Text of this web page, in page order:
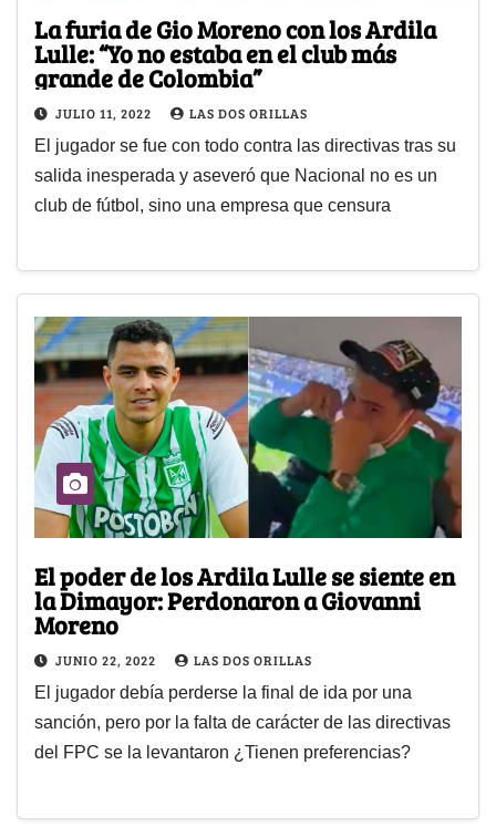
La furia de Gio Moreno con los Ardila
Lulle: “Yo no estaba en el club más
grande de Colombia”
JULIO 11, 2022 LAS DOS ORILLAS
El jugador se fue con todo contra las directivas tras su
salida inesperada y aseveró que Nacional no es un
club de fútbol, sino una empresa que censura
El poder de los Ardila Lulle se siente en
la Dimayor: Perdonaron a Giovanni
Moreno
JUNIO 22, 2022 LAS DOS ORILLAS
El jugador debía perderse la final de ida por una
sanción, pero por la falta de carácter de las directivas
del FPC se la levantaron ¿Tienen preferencias?